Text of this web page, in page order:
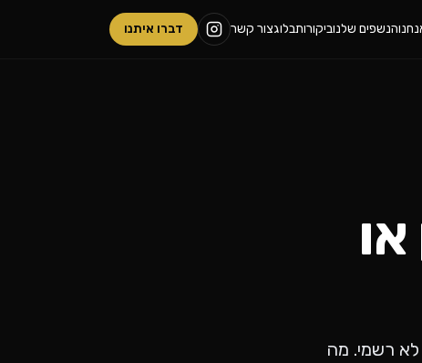
הנשפים שלנוביקורותבלוגצור קשר דברו איתנו
רשמי. מה